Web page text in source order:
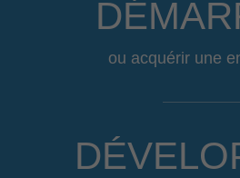
ou acquérir une